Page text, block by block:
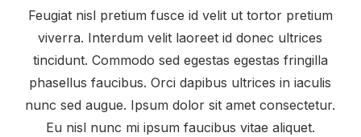
Feugiat nisl pretium fusce id velit ut tortor pretium
viverra. Interdum velit laoreet id donec ultrices
tincidunt. Commodo sed egestas egestas fringilla
phasellus faucibus. Orci dapibus ultrices in iaculis
nunc sed augue. Ipsum dolor sit amet consectetur.
Eu nisl nunc mi ipsum faucibus vitae aliquet.